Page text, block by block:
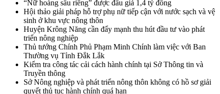
“Nữ hoàng sầu riêng” được đấu giá 1,4 tỷ đồng
Hội thảo giải pháp hỗ trợ phụ nữ tiếp cận với nước sạch và vệ
sinh ở khu vực nông thôn
Huyện Krông Năng cần đẩy mạnh thu hút đầu tư vào phát
triển nông nghiệp
Thủ tướng Chính Phủ Phạm Minh Chính làm việc với Ban
Thường vụ Tỉnh Đắk Lắk
Kiểm tra công tác cải cách hành chính tại Sở Thông tin và
Truyền thông
Sở Nông nghiệp và phát triển nông thôn không có hồ sơ giải
quyết thủ tục hành chính quá hạn